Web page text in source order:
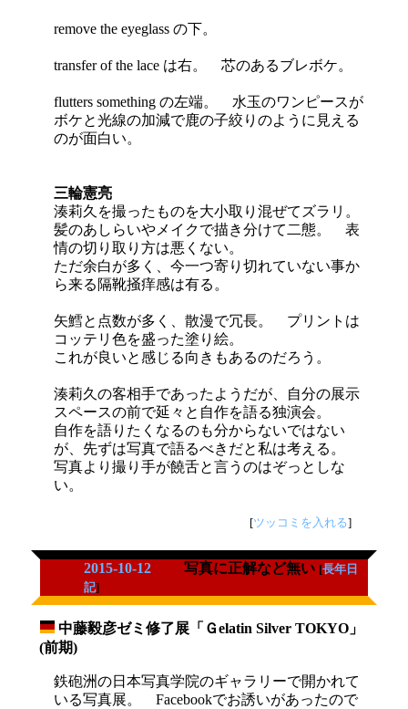
remove the eyeglass の下。
transfer of the lace は右。 芯のあるブレボケ。
flutters something の左端。 水玉のワンピースが
ボケと光線の加減で鹿の子絞りのように見える
のが面白い。
三輪憲亮
湊莉久を撮ったものを大小取り混ぜてズラリ。
髪のあしらいやメイクで描き分けて二態。 表
情の切り取り方は悪くない。
ただ余白が多く、今一つ寄り切れていない事か
ら来る隔靴掻痒感は有る。
矢鱈と点数が多く、散漫で冗長。 プリントは
コッテリ色を盛った塗り絵。
これが良いと感じる向きもあるのだろう。
湊莉久の客相手であったようだが、自分の展示
スペースの前で延々と自作を語る独演会。
自作を語りたくなるのも分からないではない
が、先ずは写真で語るべきだと私は考える。
写真より撮り手が饒舌と言うのはぞっとしな
い。
[ツッコミを入れる]
2015-10-12 写真に正解など無い [長年日
記]
中藤毅彦ゼミ修了展「Ｇelatin Silver TOKYO」
(前期)
鉄砲洲の日本写真学院のギャラリーで開かれて
いる写真展。 Facebookでお誘いがあったので